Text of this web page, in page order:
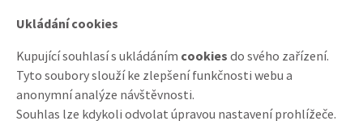
Ukládání cookies
Kupující souhlasí s ukládáním cookies do svého zařízení.
Tyto soubory slouží ke zlepšení funkčnosti webu a
anonymní analýze návštěvnosti.
Souhlas lze kdykoli odvolat úpravou nastavení prohlížeče.